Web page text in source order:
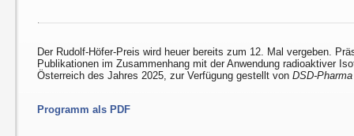
Der Rudolf-Höfer-Preis wird heuer bereits zum 12. Mal vergeben.
Publikationen im Zusammenhang mit der Anwendung radioaktiver
Österreich des Jahres 2025, zur Verfügung gestellt vonDSD-
Programm als PDF